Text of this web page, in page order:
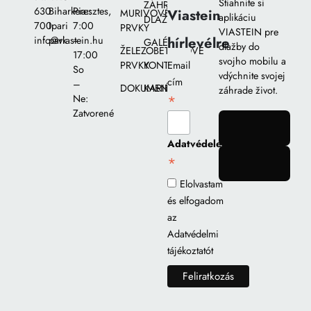
630
700
info@viastein.hu
Biharkeresztes,
Ipari
park
Pia::
7:00
–
17:00
So
–
Ne:
Zatvorené
MURIVOVÉ
PRVKY
ŽELEZOBETÓNOVÉ
PRVKY
DOKUMENTY
ZÁHRADY
DLAŽIEB
GALÉRIA
KONTAKT
KARIÉRA
Viastein
hírlevélre
Email
cím
*
Adatvédelem
*
Elolvastam
és elfogadom
az
Adatvédelmi
tájékoztatót
Stiahnite si
aplikáciu
VIASTEIN pre
dlažby do
svojho mobilu a
vdýchnite svojej
záhrade život.